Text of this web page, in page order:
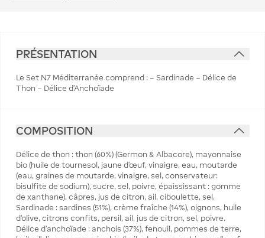
PRÉSENTATION
Le Set N7 Méditerranée comprend : – Sardinade – Délice de
Thon – Délice d’Anchoïade
COMPOSITION
Délice de thon : thon (60%) (Germon & Albacore), mayonnaise
bio (huile de tournesol, jaune d’œuf, vinaigre, eau, moutarde
(eau, graines de moutarde, vinaigre, sel, conservateur:
bisulfite de sodium), sucre, sel, poivre, épaississant : gomme
de xanthane), câpres, jus de citron, ail, ciboulette, sel.
Sardinade : sardines (51%), crème fraîche (14%), oignons, huile
d’olive, citrons confits, persil, ail, jus de citron, sel, poivre.
Délice d’anchoïade : anchois (37%), fenouil, pommes de terre,